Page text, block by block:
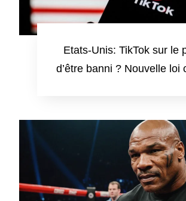
Etats-Unis: TikTok sur le
d’être banni ? Nouvelle loi